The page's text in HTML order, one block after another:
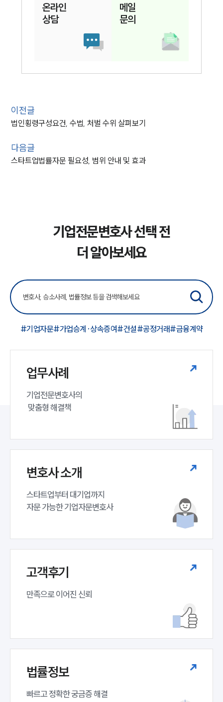
온라인
상담
메일
문의
이전글
법인횡령구성요건, 수법, 처벌 수위 살펴보기
다음글
스타트업법률자문 필요성, 범위 안내 및 효과
기업전문변호사 선택 전
더 알아보세요
#기업자문#가업승계·상속증여#건설#공정거래#금융계약
업무사례
기업전문변호사의
맞춤형 해결책
변호사 소개
스타트업부터 대기업까지
자문 가능한 기업자문변호사
고객후기
만족으로 이어진 신뢰
법률정보
빠르고 정확한 궁금증 해결